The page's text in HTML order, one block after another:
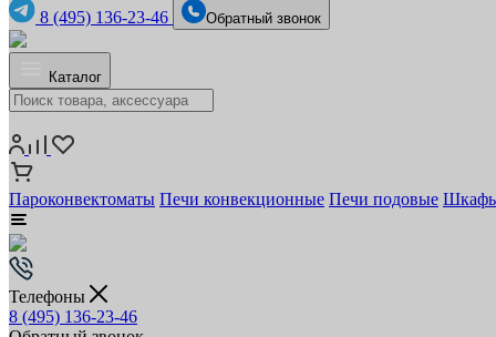
8 (495) 136-23-46 Обратный звонок
Каталог
Пароконвектоматы Печи конвекционные Печи подовые Шкафы
Телефоны
8 (495) 136-23-46